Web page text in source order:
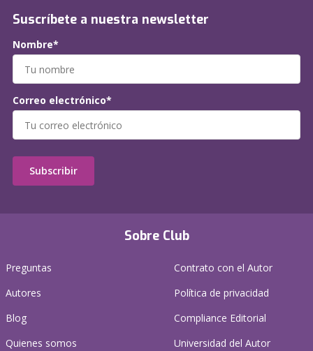
Sobre Club
Preguntas
Autores
Blog
Quienes somos
Contrato con el Autor
Política de privacidad
Compliance Editorial
Universidad del Autor
Suscríbete a nuestra newsletter
Nombre*
Correo electrónico*
Subscribir